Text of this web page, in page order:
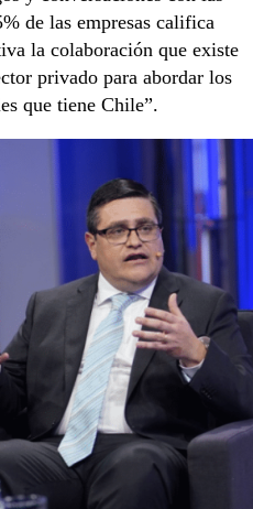
de las empresas califica
la colaboración que existe
privado para abordar los
que tiene Chile”.